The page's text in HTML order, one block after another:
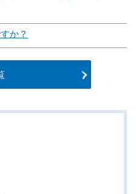
か？